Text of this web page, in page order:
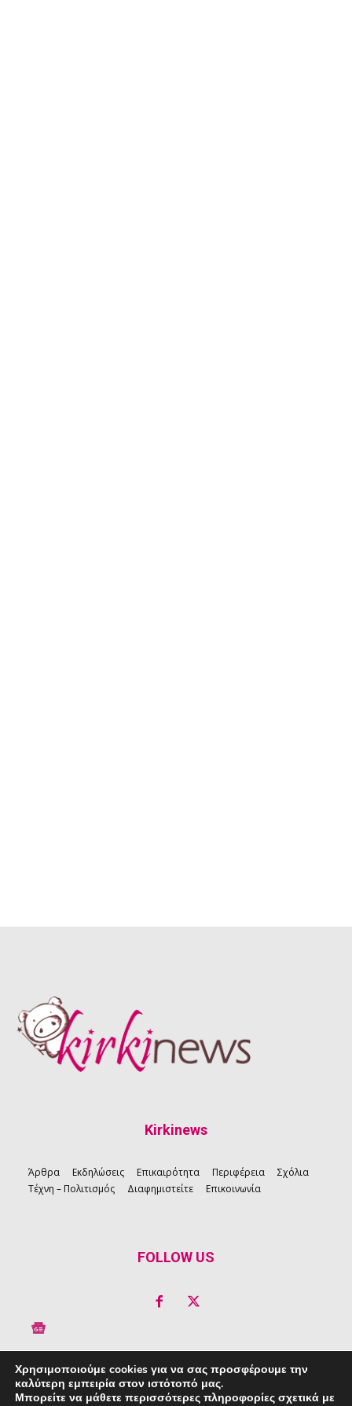
Kirkinews
Άρθρα Εκδηλώσεις Επικαιρότητα Περιφέρεια
Σχόλια
Τέχνη – Πολιτισμός
Διαφημιστείτε Επικοινωνία
FOLLOW US
Copyright © 2026 Kirkinews
Χρησιμοποιούμε cookies για να σας προσφέρουμε την
καλύτερη εμπειρία στον ιστότοπό μας.
Μπορείτε να μάθετε περισσότερες πληροφορίες σχετικά με